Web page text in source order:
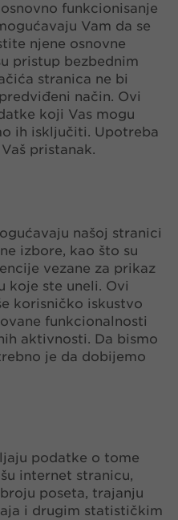
funkcionisanje
Vam da se
njene osnovne
pristup bezbednim
stranica ne bi
način. Ovi
koji Vas mogu
ih isključiti. Upotreba
pristanak.
našoj stranici
izbore, kao što su
vezane za prikaz
koje ste uneli. Ovi
korisničko iskustvo
funkcionalnosti
aktivnosti. Da bismo
je da dobijemo
podatke o tome
internet stranicu,
poseta, trajanju
i drugim statističkim